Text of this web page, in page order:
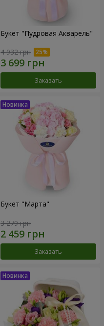
Букет "Пудровая Акварель"
4 932 грн
Заказать
Букет "Марта"
3 279 грн
Заказать